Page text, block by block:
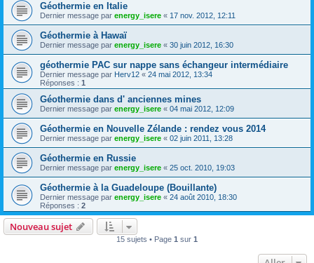
Géothermie en Italie
Dernier message par energy_isere « 17 nov. 2012, 12:11
Géothermie à Hawaï
Dernier message par energy_isere « 30 juin 2012, 16:30
géothermie PAC sur nappe sans échangeur intermédiaire
Dernier message par Herv12 « 24 mai 2012, 13:34
Réponses : 1
Géothermie dans d' anciennes mines
Dernier message par energy_isere « 04 mai 2012, 12:09
Géothermie en Nouvelle Zélande : rendez vous 2014
Dernier message par energy_isere « 02 juin 2011, 13:28
Géothermie en Russie
Dernier message par energy_isere « 25 oct. 2010, 19:03
Géothermie à la Guadeloupe (Bouillante)
Dernier message par energy_isere « 24 août 2010, 18:30
Réponses : 2
Nouveau sujet
15 sujets • Page 1 sur 1